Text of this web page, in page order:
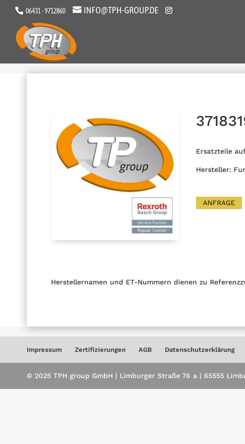
06431 - 9712860 INFO@TPH-GROUP.DE
Ersatzteile
Hersteller:
ANFRAGE
Herstellernamen und ET-Nummern dienen zu
Impressum Zertifizierungen AGB Datenschutzerklärung
© 2025 TPH group GmbH | Limburger Straße 76 a | 65555